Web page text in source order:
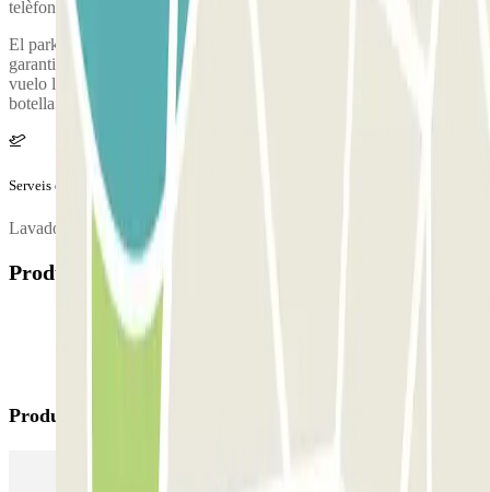
telèfon del pàrquing se't proporcionarà un cop feta la reserva.
El parking sigue en todo momento el estado de tu vuelo, para
garantizar la presencia de un agente sin que tengas que esperar si tu
vuelo llega con antelación o retraso. A tu vuelta, te dejarán una
botella de agua en tu vehículo.
Serveis extra (no inclosos al preu)
Lavado del coche.
Productes disponibles
Productes de Parclick